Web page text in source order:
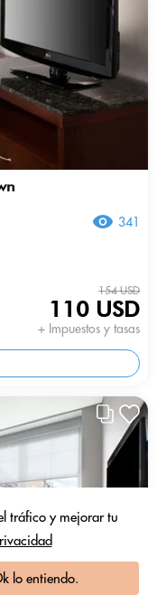
tráfico y mejorar tu
lo entiendo.
341
154 USD
110 USD
+ Impuestos y tasas